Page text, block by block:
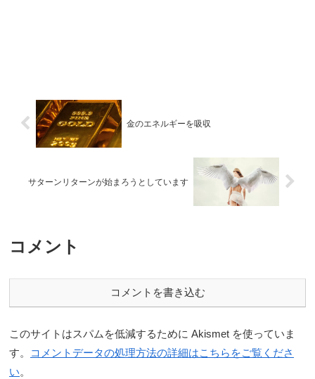
金のエネルギーを吸収
サターンリターンが始まろうとしています
コメント
コメントを書き込む
このサイトはスパムを低減するために Akismet を使っていま
す。
コメントデータの処理方法の詳細はこちらをご覧くださ
い。